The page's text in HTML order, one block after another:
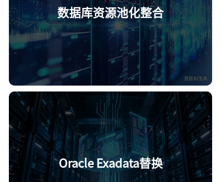
数据库资源池化整合
Oracle Exadata替换